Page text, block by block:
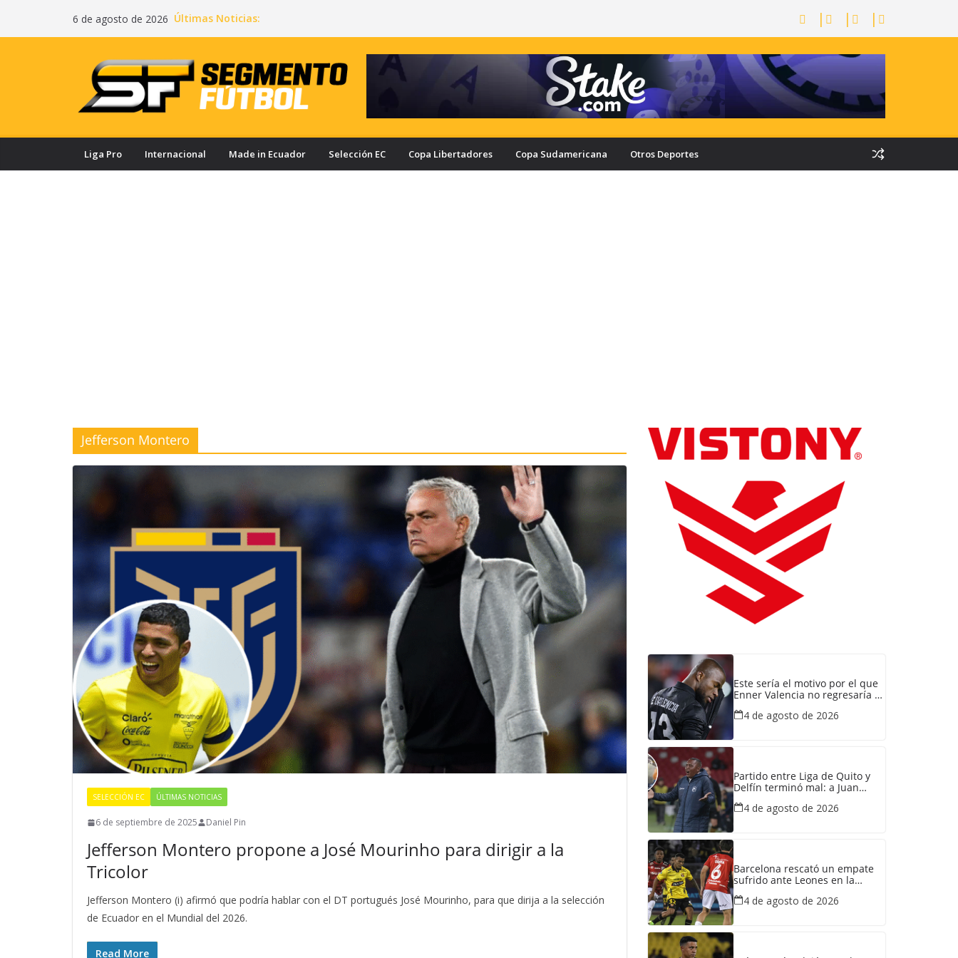
6 de agosto de 2026 Últimas Noticias:
Liga Pro Internacional Made in Ecuador Selección EC Copa Libertadores Copa Sudamericana Otros Deportes
Jefferson Montero
SELECCIÓN EC ÚLTIMAS NOTICIAS
6 de septiembre de 2025 Daniel Pin
Jefferson Montero propone a José Mourinho para dirigir a la
Tricolor
Jefferson Montero (i) afirmó que podría hablar con el DT portugués José Mourinho, para que dirija a la selección
de Ecuador en el Mundial del 2026.
Read More
Este sería el motivo por el que
Enner Valencia no regresaría a
4 de agosto de 2026
Partido entre Liga de Quito y
Delfín terminó mal: a Juan
lacrimógeno
4 de agosto de 2026
Barcelona rescató un empate
sufrido ante Leones en la
4 de agosto de 2026